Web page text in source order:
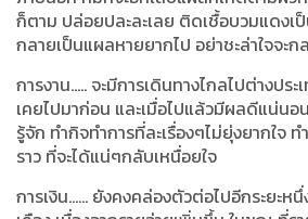
ก็ตาม ปล่อยปละละเลย ติดเชื้อบวมแดงเ
กลายเป็นแผลหายยากไป อย่าชะล่าใจจะ
การงาน..... จะมีการเดินทางไกลไปต่างประ
เคยไปมาก่อน และเมื่อไปแล้วมีผลดีแน่น
รู้จัก ทำกิจทำการที่ละเรื่องๆไม่ยุ่งยากใจ
ราว ที่จะได้แน่ๆกลับเหนื่อยใจ
การเงิน...... ยังคงคล่องตัวต่อไปอีกระยะ